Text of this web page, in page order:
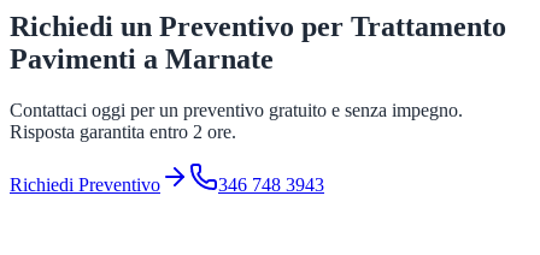
Richiedi un Preventivo per Trattamento
Pavimenti a Marnate
Contattaci oggi per un preventivo gratuito e senza impegno.
Risposta garantita entro 2 ore.
Richiedi Preventivo 346 748 3943